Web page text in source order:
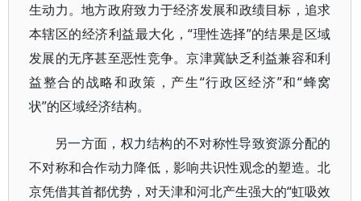
生动力。地方政府致力于经济发展和政绩目标，追求
本辖区的经济利益最大化，“理性选择”的结果是区域
发展的无序甚至恶性竞争。京津冀缺乏利益兼容和利
益整合的战略和政策，产生“行政区经济”和“蜂窝
状”的区域经济结构。
另一方面，权力结构的不对称性导致资源分配的
不对称和合作动力降低，影响共识性观念的塑造。北
京凭借其首都优势，对天津和河北产生强大的“虹吸效